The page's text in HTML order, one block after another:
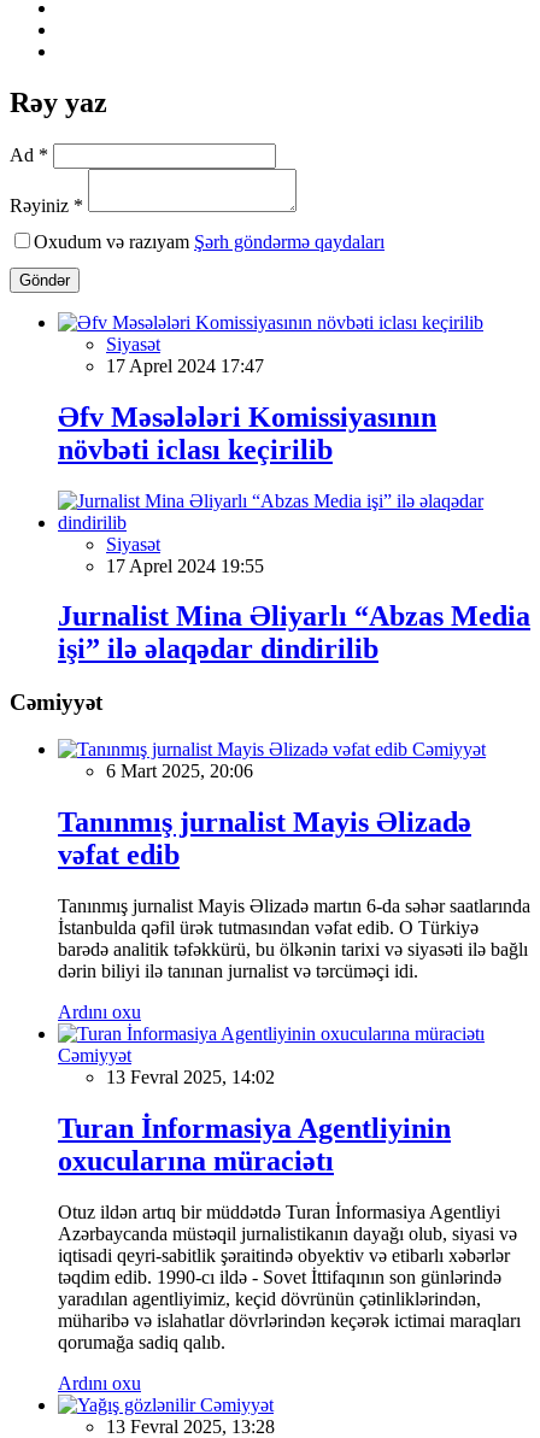
Rəy yaz
Ad *
Rəyiniz *
Oxudum və razıyam Şərh göndərmə qaydaları
Göndər
Siyasət
17 Aprel 2024 17:47
Əfv Məsələləri Komissiyasının
növbəti iclası keçirilib
Siyasət
17 Aprel 2024 19:55
Jurnalist Mina Əliyarlı “Abzas Media
işi” ilə əlaqədar dindirilib
Cəmiyyət
Cəmiyyət
6 Mart 2025, 20:06
Tanınmış jurnalist Mayis Əlizadə
vəfat edib
Tanınmış jurnalist Mayis Əlizadə martın 6-da səhər saatlarında
İstanbulda qəfil ürək tutmasından vəfat edib. O Türkiyə
barədə analitik təfəkkürü, bu ölkənin tarixi və siyasəti ilə bağlı
dərin biliyi ilə tanınan jurnalist və tərcüməçi idi.
Ardını oxu
Cəmiyyət
13 Fevral 2025, 14:02
Turan İnformasiya Agentliyinin
oxucularına müraciətı
Otuz ildən artıq bir müddətdə Turan İnformasiya Agentliyi
Azərbaycanda müstəqil jurnalistikanın dayağı olub, siyasi və
iqtisadi qeyri-sabitlik şəraitində obyektiv və etibarlı xəbərlər
təqdim edib. 1990-cı ildə - Sovet İttifaqının son günlərində
yaradılan agentliyimiz, keçid dövrünün çətinliklərindən,
müharibə və islahatlar dövrlərindən keçərək ictimai maraqları
qorumağa sadiq qalıb.
Ardını oxu
Cəmiyyət
13 Fevral 2025, 13:28